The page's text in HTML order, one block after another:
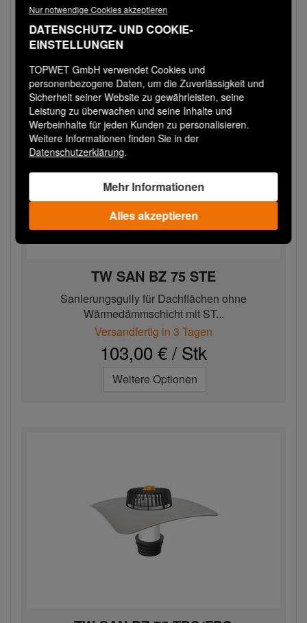
Nur notwendige Cookies akzeptieren
DATENSCHUTZ- UND COOKIE-
EINSTELLUNGEN
TOPWET GmbH verwendet Cookies und
personenbezogene Daten, um die Zuverlässigkeit und
Sicherheit seiner Website zu gewährleisten, seine
Leistung zu überwachen und seine Inhalte und
Werbeinhalte für jeden Kunden zu personalisieren.
Weitere Informationen finden Sie in der
Datenschutzerklärung.
Mehr Informationen
Alles akzeptieren
− + Bestellen
TW SAN BZ 75 STE
Sanierungsgully für Dachflächen ohne
Wärmedämmschicht mit ST...
Versandfertig in 3 Tagen
103,00 € / Stk
Weitere Optionen